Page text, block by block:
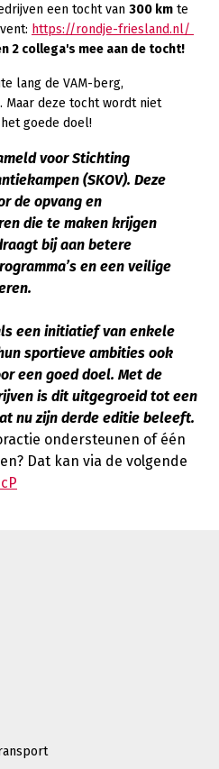
een tocht van 300 km te
https://rondje-friesland.nl/
2 collega's mee aan de tocht!
lang de VAM-berg,
deze tocht wordt niet
goede doel!
voor Stichting
(SKOV). Deze
de opvang en
die te maken krijgen
bij aan betere
en een veilige
een initiatief van enkele
sportieve ambities ook
een goed doel. Met de
is dit uitgegroeid tot een
nu zijn derde editie beleeft.
ondersteunen of één
Dat kan via de volgende